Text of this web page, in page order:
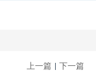
上一篇 下一篇